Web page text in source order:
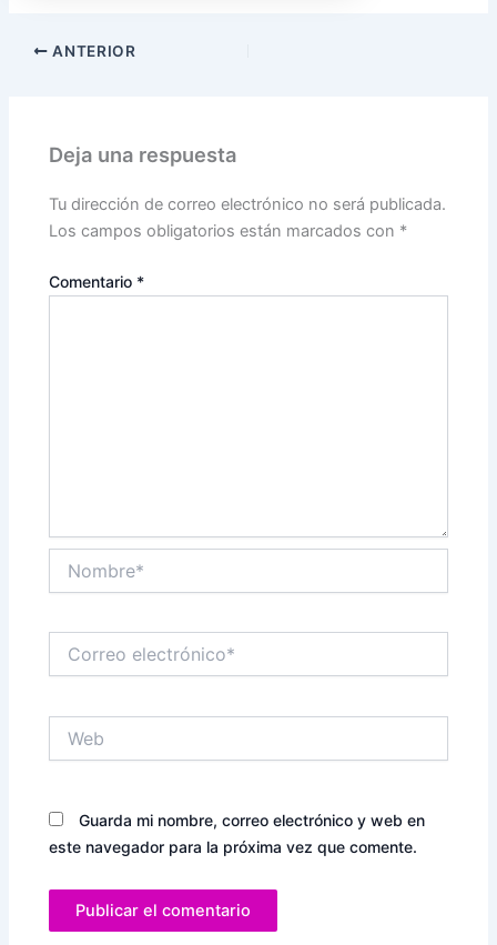
ANTERIOR
Deja una respuesta
Tu dirección de correo electrónico no será publicada.
Los campos obligatorios están marcados con *
Comentario *
electrónico*
Guarda mi nombre, correo electrónico y web en
este navegador para la próxima vez que comente.